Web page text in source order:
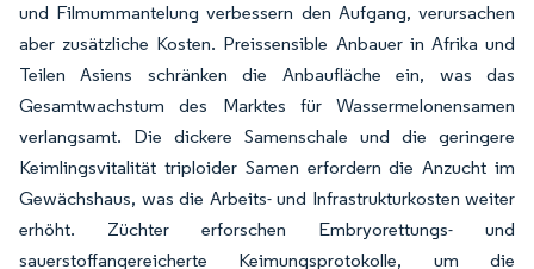
und Filmummantelung verbessern den Aufgang, verursachen
aber zusätzliche Kosten. Preissensible Anbauer in Afrika und
Teilen Asiens schränken die Anbaufläche ein, was das
Gesamtwachstum des Marktes für Wassermelonensamen
verlangsamt. Die dickere Samenschale und die geringere
Keimlingsvitalität triploider Samen erfordern die Anzucht im
Gewächshaus, was die Arbeits- und Infrastrukturkosten weiter
erhöht. Züchter erforschen Embryorettungs- und
sauerstoffangereicherte Keimungsprotokolle, um die